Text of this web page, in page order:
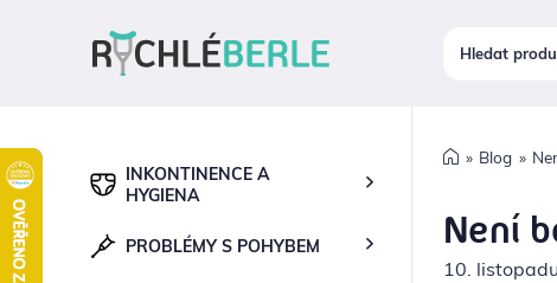
INKONTINENCE A
HYGIENA
PROBLÉMY S POHYBEM
Blog
Není
10.